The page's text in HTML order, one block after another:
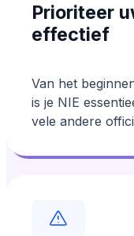
Prioriteer
effectief
Van het
is je NIE
vele andere